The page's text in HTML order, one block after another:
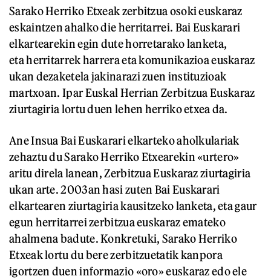
Sarako Herriko Etxeak zerbitzua osoki euskaraz
eskaintzen ahalko die herritarrei. Bai Euskarari
elkartearekin egin dute horretarako lanketa,
eta herritarrek harrera eta komunikazioa euskaraz
ukan dezaketela jakinarazi zuen instituzioak
martxoan. Ipar Euskal Herrian Zerbitzua Euskaraz
ziurtagiria lortu duen lehen herriko etxea da.
Ane Insua Bai Euskarari elkarteko aholkulariak
zehaztu du Sarako Herriko Etxearekin «urtero»
aritu direla lanean, Zerbitzua Euskaraz ziurtagiria
ukan arte. 2003an hasi zuten Bai Euskarari
elkartearen ziurtagiria kausitzeko lanketa, eta gaur
egun herritarrei zerbitzua euskaraz emateko
ahalmena badute. Konkretuki, Sarako Herriko
Etxeak lortu du bere zerbitzuetatik kanpora
igortzen duen informazio «oro» euskaraz edo ele